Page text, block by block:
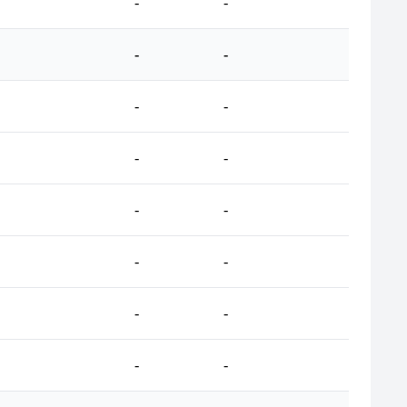
- -
- -
- -
- -
- -
- -
- -